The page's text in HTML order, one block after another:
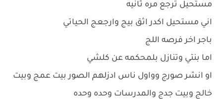
مستحيل ترجع مره ثانيه
اني مستحيل اكدر اثق بيج وارجعج الحياتي
باجر اخر فرصه اللج
اما بنتي وتنازل بلمحكمه عن كلشي
او انشر صورج وواول ناس ادزلهم الصور بيت عمج وبيت
خالج وبيت جدج والمدرسات وحده وحده